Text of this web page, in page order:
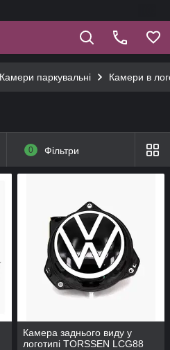
Камери паркувальні Камери в
0 Фільтри
Камера заднього виду у
логотипі TORSSEN LCG88